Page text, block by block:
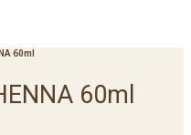
60ml
60ml